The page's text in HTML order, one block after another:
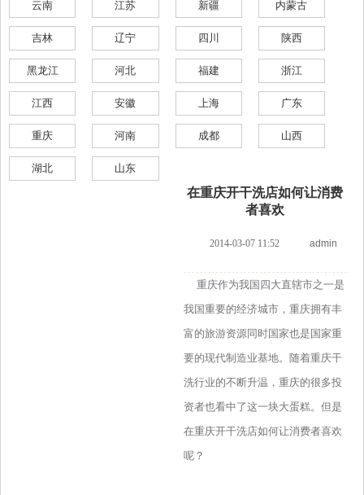
云南 江苏 新疆 内蒙古
吉林 辽宁 四川 陕西
黑龙江 河北 福建 浙江
江西 安徽 上海 广东
重庆 河南 成都 山西
湖北 山东
在重庆开干洗店如何让消费
者喜欢
2014-03-07 11:52 admin
重庆作为我国四大直辖市之一是
我国重要的经济城市，重庆拥有丰
富的旅游资源同时国家也是国家重
要的现代制造业基地。随着重庆干
洗行业的不断升温，重庆的很多投
资者也看中了这一块大蛋糕。但是
在重庆开干洗店如何让消费者喜欢
呢？